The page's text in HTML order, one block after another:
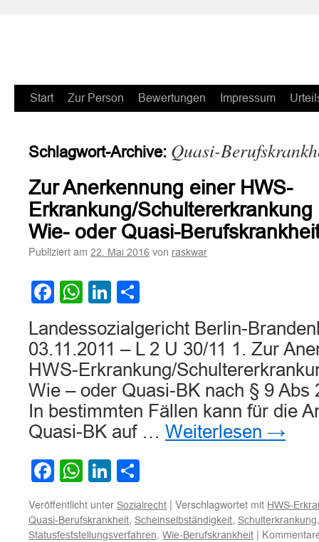
Zum
springen
Start Zur Person Bewertungen Impressum
Schlagwort-Archive: Quasi-
Zur Anerkennung einer HWS-
Erkrankung/
Wie- oder Quasi-
Publiziert am 22. Mai 2016 von raskwar
Facebook
WhatsApp
LinkedIn
Landessozialgericht Berlin-
03.11.2011 – L 2 U 30/11 1. Zur
HWS-Erkrankung/
Wie – oder Quasi-BK nach § 9 Abs
In bestimmten Fällen kann für die
Quasi-BK auf … Weiterlesen →
Facebook
WhatsApp
LinkedIn
Veröffentlicht unter Sozialrecht | Verschlagwortet mit HWS-
Quasi-Berufskrankheit, Scheinselbständigkeit, Schulterkrankung
Statusfeststellungsverfahren, Wie-Berufskrankheit |